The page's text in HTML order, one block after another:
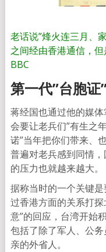
老话说”烽火连三月、
之间经由香港通信，但
BBC
第一代”台胞证
蒋经国也通过他的媒
会要让老兵们”有生之
诺”当年把你们带来、
普遍对老兵感到同情
的压力也就越来越大。
据称当时的一个关键
过香港方面的关系打
意”的回应，台湾开始
包括了除了军人、公
亲的外省人。